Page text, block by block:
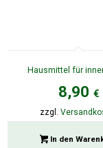
Hausmittel für
8,90€
zzgl.
In den